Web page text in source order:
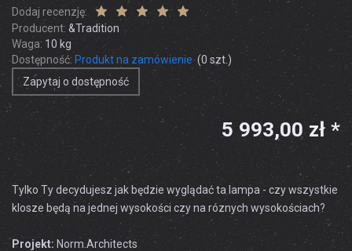
Dodaj recenzję:
Producent: &Tradition
Waga: 10 kg
Dostępność: Produkt na zamówienie (0 szt.)
Zapytaj o dostępność
5 993,00 zł *
Tylko Ty decydujesz jak będzie wyglądać ta lampa - czy wszystkie
klosze będą na jednej wysokości czy na róznych wysokościach?
Projekt: Norm.Architects